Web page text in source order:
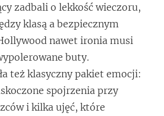
zadbali o lekkość wieczoru,
klasą a bezpiecznym
nawet ironia musi
buty.
też klasyczny pakiet emocji:
spojrzenia przy
i kilka ujęć, które